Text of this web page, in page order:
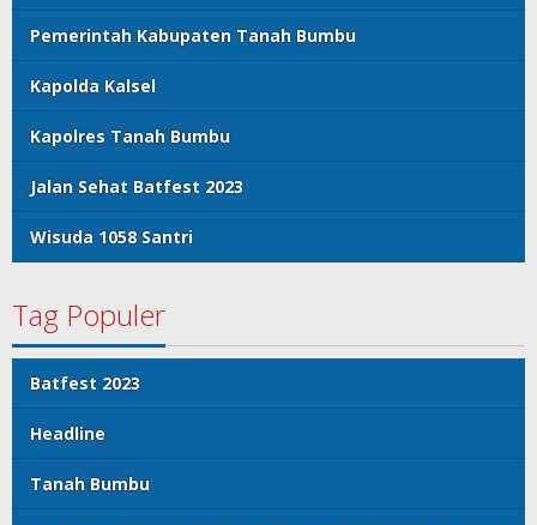
Pemerintah Kabupaten Tanah Bumbu
Kapolda Kalsel
Kapolres Tanah Bumbu
Jalan Sehat Batfest 2023
Wisuda 1058 Santri
Tag Populer
Batfest 2023
Headline
Tanah Bumbu